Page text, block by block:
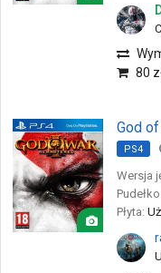
80
God
PS4
Wersja
Pudełko:
Płyta: